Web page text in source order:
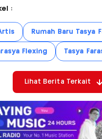
:
Rumah Baru Tasya
Flexing Tasya
Lihat Berita Terkait